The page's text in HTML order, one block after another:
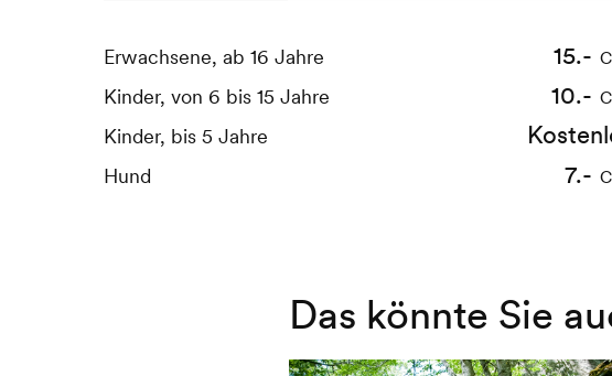
Erwachsene, ab 16 Jahre 15.-
Kinder, von 6 bis 15 Jahre 10.-
Kinder, bis 5 Jahre
Hund 7.-
Erwachsene, ab 16 Jahre 12.-
Kinder, von 6 bis 15 Jahre 9.-
Kinder, bis 5 Jahre
Hund 5.-
Das könnte Sie